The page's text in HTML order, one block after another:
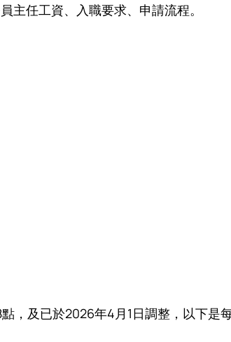
主任工資、入職要求、申請流程。
，及已於2026年4月1日調整，以下是